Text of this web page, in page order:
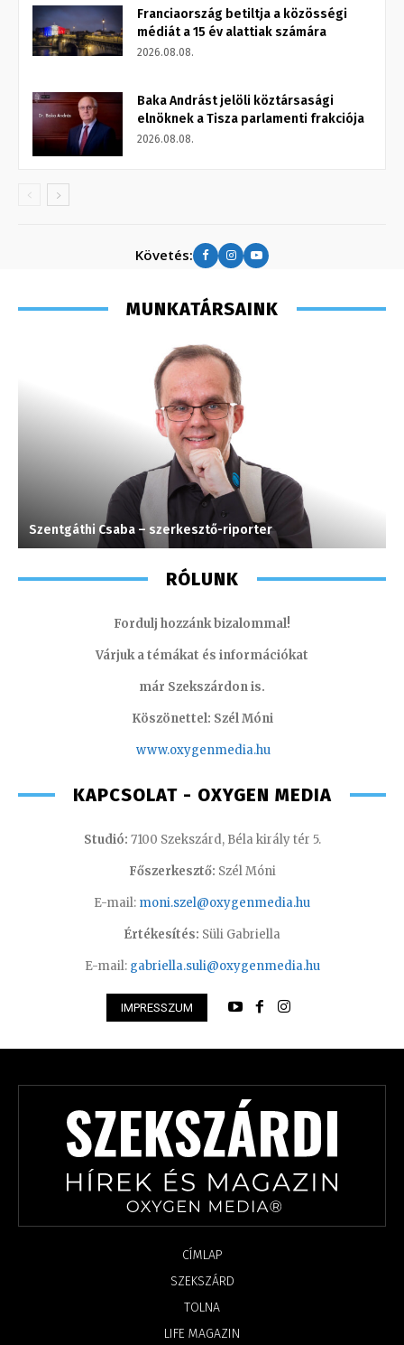
Franciaország betiltja a közösségi
médiát a 15 év alattiak számára
2026.08.08.
Baka Andrást jelöli köztársasági
elnöknek a Tisza parlamenti frakciója
2026.08.08.
Követés:
MUNKATÁRSAINK
Szentgáthi Csaba – szerkesztő-riporter
RÓLUNK
Fordulj hozzánk bizalommal!
Várjuk a témákat és információkat
már Szekszárdon is.
Köszönettel: Szél Móni
www.oxygenmedia.hu
KAPCSOLAT - OXYGEN MEDIA
Studió: 7100 Szekszárd, Béla király tér 5.
Főszerkesztő: Szél Móni
E-mail: moni.szel@oxygenmedia.hu
Értékesítés: Süli Gabriella
E-mail: gabriella.suli@oxygenmedia.hu
IMPRESSZUM
CÍMLAP
SZEKSZÁRD
TOLNA
LIFE MAGAZIN